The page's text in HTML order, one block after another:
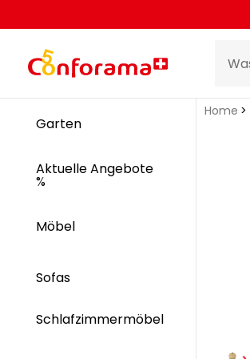
Garten
Aktuelle Angebote
%
Möbel
Sofas
Schlafzimmermöbel
Home